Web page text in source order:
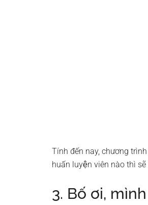
Tính đến nay, chương
huấn luyện viên nào thì
3. Bố ơi,